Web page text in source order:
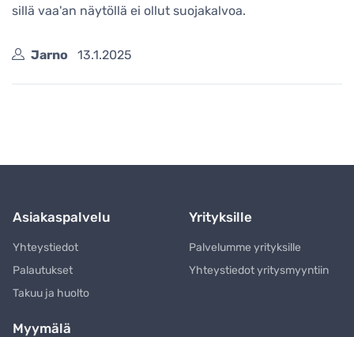
sillä vaa'an näytöllä ei ollut suojakalvoa.
Jarno 13.1.2025
Asiakaspalvelu
Yhteystiedot
Palautukset
Takuu ja huolto
Yrityksille
Palvelumme yrityksille
Yhteystiedot yritysmyyntiin
Myymälä